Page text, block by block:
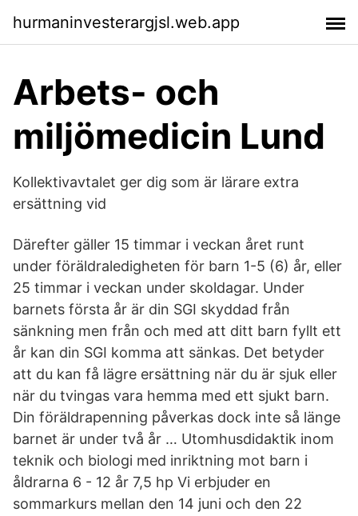
hurmaninvesterargjsl.web.app
Arbets- och
miljömedicin Lund
Kollektivavtalet ger dig som är lärare extra
ersättning vid
Därefter gäller 15 timmar i veckan året runt
under föräldraledigheten för barn 1-5 (6) år, eller
25 timmar i veckan under skoldagar. Under
barnets första år är din SGI skyddad från
sänkning men från och med att ditt barn fyllt ett
år kan din SGI komma att sänkas. Det betyder
att du kan få lägre ersättning när du är sjuk eller
när du tvingas vara hemma med ett sjukt barn.
Din föräldrapenning påverkas dock inte så länge
barnet är under två år … Utomhusdidaktik inom
teknik och biologi med inriktning mot barn i
åldrarna 6 - 12 år 7,5 hp Vi erbjuder en
sommarkurs mellan den 14 juni och den 22